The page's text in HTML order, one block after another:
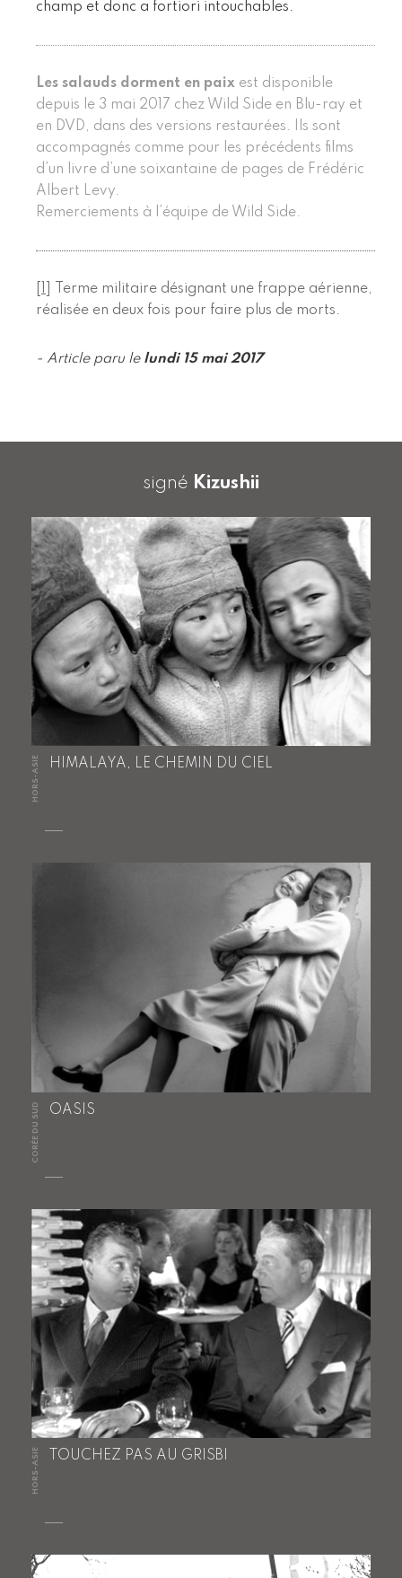
champ et donc a fortiori intouchables.
Les salauds dorment en paix est disponible
depuis le 3 mai 2017 chez Wild Side en Blu-ray et
en DVD, dans des versions restaurées. Ils sont
accompagnés comme pour les précédents films
d’un livre d’une soixantaine de pages de Frédéric
Albert Levy.
Remerciements à l’équipe de Wild Side.
1
Terme militaire désignant une frappe aérienne,
réalisée en deux fois pour faire plus de morts.
- Article paru le lundi 15 mai 2017
signé Kizushii
HORS-ASIE HIMALAYA, LE CHEMIN DU CIEL
CORÉE DU SUD OASIS
HORS-ASIE TOUCHEZ PAS AU GRISBI